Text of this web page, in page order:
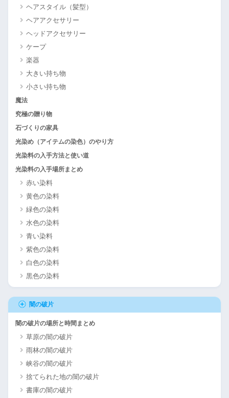
ヘアスタイル（髪型）
ヘアアクセサリー
ヘッドアクセサリー
ケープ
楽器
大きい持ち物
小さい持ち物
魔法
究極の贈り物
石づくりの家具
光染め（アイテムの染色）のやり方
光染料の入手方法と使い道
光染料の入手場所まとめ
赤い染料
黄色の染料
緑色の染料
水色の染料
青い染料
紫色の染料
白色の染料
黒色の染料
闇の破片
闇の破片の場所と時間まとめ
草原の闇の破片
雨林の闇の破片
峡谷の闇の破片
捨てられた地の闇の破片
書庫の闇の破片